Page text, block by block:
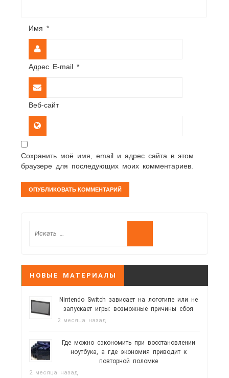
Имя *
Адрес E-mail *
Веб-сайт
Сохранить моё имя, email и адрес сайта в этом
браузере для последующих моих комментариев.
НОВЫЕ МАТЕРИАЛЫ
Nintendo Switch зависает на логотипе или не
запускает игры: возможные причины сбоя
2 месяца назад
Где можно сэкономить при восстановлении
ноутбука, а где экономия приводит к
повторной поломке
2 месяца назад